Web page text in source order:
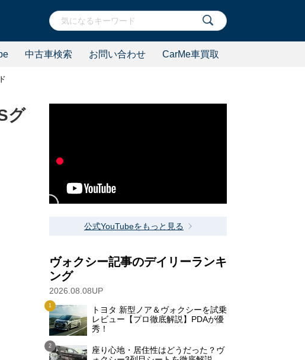
中古車検索 お問い合わせ CarMe車買取
グ
公式YouTubeをもっと見る
ヴォクシー記事のデイリーランキ
ング
2026.08.08UP
トヨタ 新型ノア＆ヴォクシーを試乗
レビュー【プロ徹底解説】PDAが優
秀！
座り心地・居住性はどうだった？ヴ